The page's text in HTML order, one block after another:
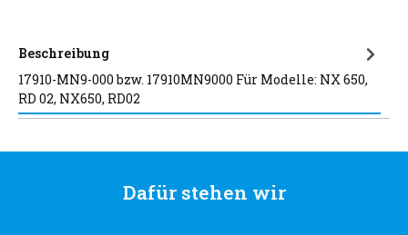
Beschreibung
17910-MN9-000 bzw. 17910MN9000 Für Modelle: NX 650,
RD 02, NX650, RD02
Dafür stehen wir